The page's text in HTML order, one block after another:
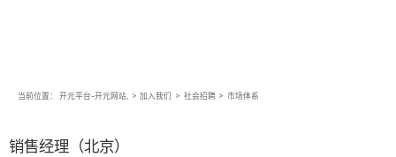
当前位置： 开元平台-开元网站, > 加入我们 > 社会招聘 > 市场体系
销售经理（北京）